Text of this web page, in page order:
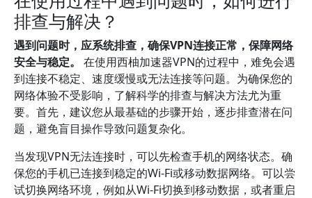
排查与解决？
遇到问题时，应系统排查，确保VPN连接正常，保障网络
安全与稳定。
在使用西柚加速器VPN的过程中，难免会遇
到连接不稳定、速度缓慢或无法连接等问题。为确保您的
网络体验不受影响，了解科学的排查与解决方法尤为重
要。首先，建议您从最基础的步骤开始，逐步排查潜在问
题，避免盲目操作导致问题复杂化。
当发现VPN无法连接时，可以先检查手机的网络状态。确
保您的手机已连接到稳定的Wi-Fi或移动数据网络。可以尝
试切换网络环境，例如从Wi-Fi切换到移动数据，或者重启